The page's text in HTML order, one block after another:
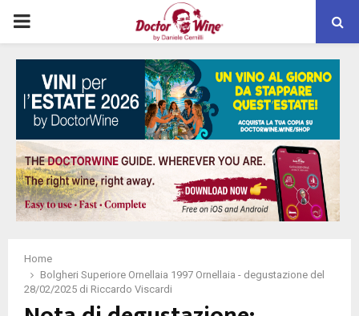
PRIMARY
MENU
Home
Bolgheri Superiore Ornellaia 1997 Ornellaia - degustazione del
28/02/2025 di Riccardo Viscardi